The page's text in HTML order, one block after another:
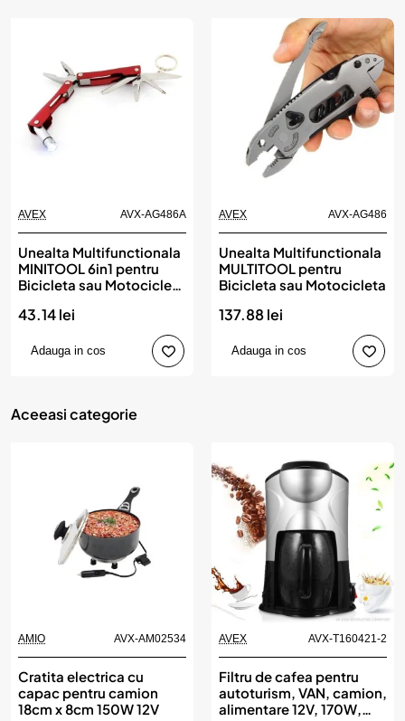
AVEX AVX-AG486A
Unealta Multifunctionala
MINITOOL 6in1 pentru
Bicicleta sau Motocicleta
43.14 lei
Adauga in cos
AVEX AVX-AG486
Unealta Multifunctionala
MULTITOOL pentru
Bicicleta sau Motocicleta
137.88 lei
Adauga in cos
Aceeasi categorie
AMIO AVX-AM02534
Cratita electrica cu
capac pentru camion
18cm x 8cm 150W 12V
AVEX AVX-T160421-2
Filtru de cafea pentru
autoturism, VAN, camion,
alimentare 12V, 170W,